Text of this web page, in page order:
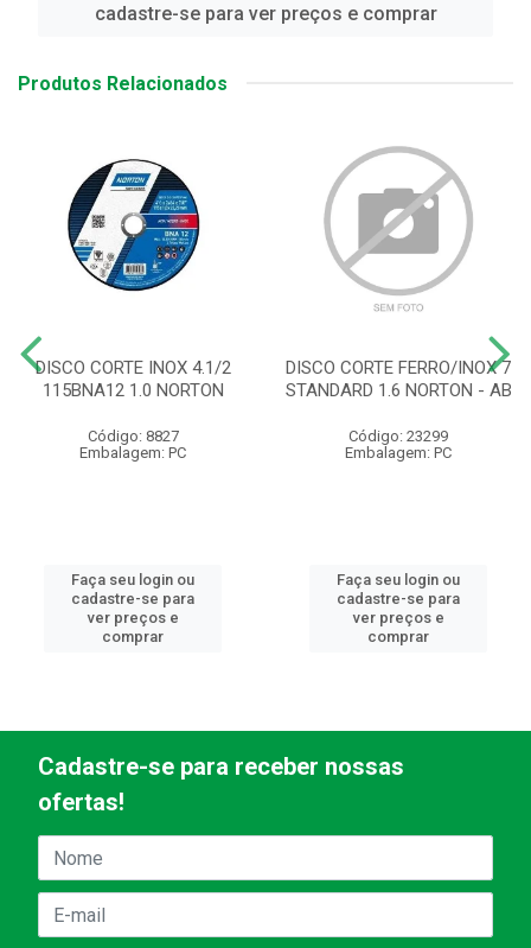
cadastre-se para ver preços e comprar
Produtos Relacionados
DISCO CORTE INOX 4.1/2
115BNA12 1.0 NORTON
Código: 8827
Embalagem: PC
Faça seu login ou
cadastre-se para
ver preços e
comprar
DISCO CORTE FERRO/INOX 7
STANDARD 1.6 NORTON - AB
Código: 23299
Embalagem: PC
Faça seu login ou
cadastre-se para
ver preços e
comprar
Cadastre-se para receber nossas
ofertas!